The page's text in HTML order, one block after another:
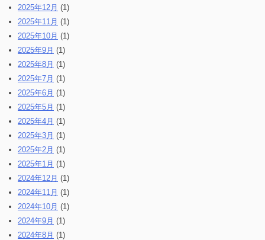
2025年12月 (1)
2025年11月 (1)
2025年10月 (1)
2025年9月 (1)
2025年8月 (1)
2025年7月 (1)
2025年6月 (1)
2025年5月 (1)
2025年4月 (1)
2025年3月 (1)
2025年2月 (1)
2025年1月 (1)
2024年12月 (1)
2024年11月 (1)
2024年10月 (1)
2024年9月 (1)
2024年8月 (1)